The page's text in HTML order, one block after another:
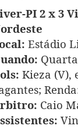
PI 2 x 3
Estádio
Kieza (V),
Caio